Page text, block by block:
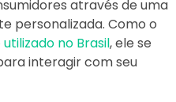
através de uma
personalizada. Como o
no Brasil, ele se
interagir com seu